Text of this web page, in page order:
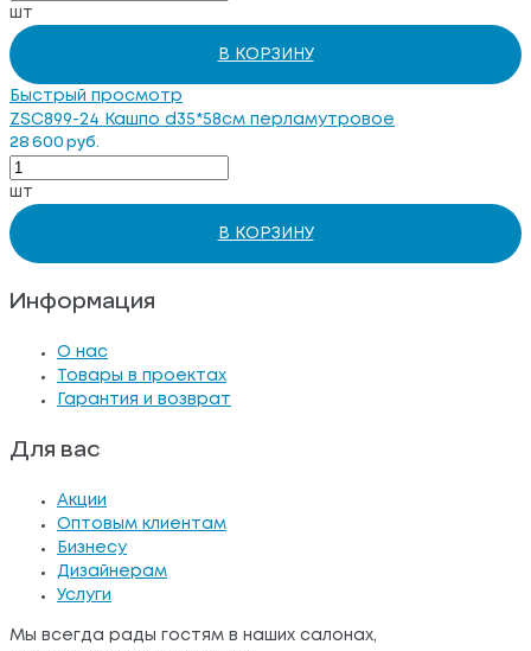
шт
В КОРЗИНУ
Быстрый просмотр
ZSС899-24 Кашпо d35*58см перламутровое
28 600 руб.
шт
В КОРЗИНУ
Информация
О нас
Товары в проектах
Гарантия и возврат
Для вас
Акции
Оптовым клиентам
Бизнесу
Дизайнерам
Услуги
Мы всегда рады гостям в наших салонах,